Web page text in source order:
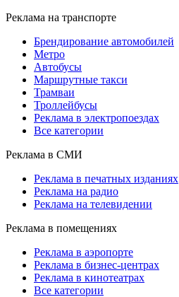
Реклама на транспорте
Брендирование автомобилей
Метро
Автобусы
Маршрутные такси
Трамваи
Троллейбусы
Реклама в электропоездах
Все категории
Реклама в СМИ
Реклама в печатных изданиях
Реклама на радио
Реклама на телевидении
Реклама в помещениях
Реклама в аэропорте
Реклама в бизнес-центрах
Реклама в кинотеатрах
Все категории